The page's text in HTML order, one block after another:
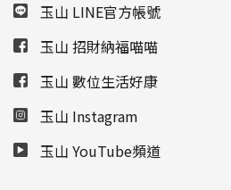
玉山 LINE官方帳號
玉山 招財納福喵喵
玉山 數位生活好康
玉山 Instagram
玉山 YouTube頻道